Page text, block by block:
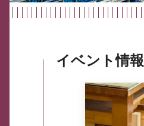
イベント情報